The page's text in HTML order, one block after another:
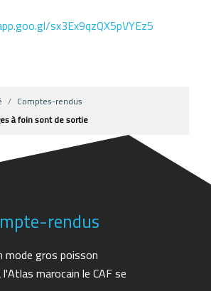
sx3Ex9qzQX5pVYEz5
Comptes-rendus
à foin sont de sortie
rendus
mode gros poisson
marocain le CAF se